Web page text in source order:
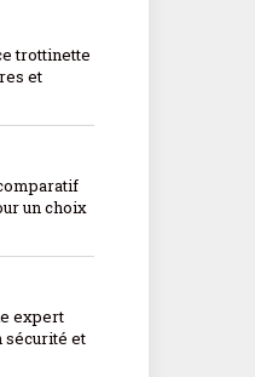
trottinette
et
un choix
expert
sécurité et